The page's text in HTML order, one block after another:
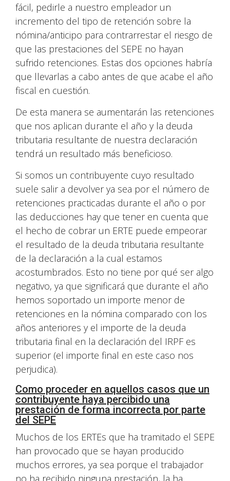
fácil, pedirle a nuestro empleador un
incremento del tipo de retención sobre la
nómina/anticipo para contrarrestar el riesgo de
que las prestaciones del SEPE no hayan
sufrido retenciones. Estas dos opciones habría
que llevarlas a cabo antes de que acabe el año
fiscal en cuestión.
De esta manera se aumentarán las retenciones
que nos aplican durante el año y la deuda
tributaria resultante de nuestra declaración
tendrá un resultado más beneficioso.
Si somos un contribuyente cuyo resultado
suele salir a devolver ya sea por el número de
retenciones practicadas durante el año o por
las deducciones hay que tener en cuenta que
el hecho de cobrar un ERTE puede empeorar
el resultado de la deuda tributaria resultante
de la declaración a la cual estamos
acostumbrados. Esto no tiene por qué ser algo
negativo, ya que significará que durante el año
hemos soportado un importe menor de
retenciones en la nómina comparado con los
años anteriores y el importe de la deuda
tributaria final en la declaración del IRPF es
superior (el importe final en este caso nos
perjudica).
Como proceder en aquellos casos que un
contribuyente haya percibido una
prestación de forma incorrecta por parte
del SEPE
Muchos de los ERTEs que ha tramitado el SEPE
han provocado que se hayan producido
muchos errores, ya sea porque el trabajador
no ha recibido ninguna prestación, la ha